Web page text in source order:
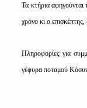
Τα κτήρια αφηγούνται
χρόνο κι ο
Πληροφορίες για
γέφυρα ποταμού